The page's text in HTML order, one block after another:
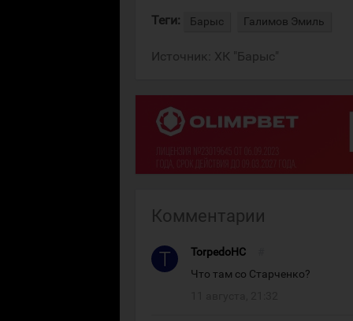
Теги: Барыс Галимов Эмиль
Источник: ХК "Барыс"
Комментарии
TorpedoHC
Что там со Старченко?